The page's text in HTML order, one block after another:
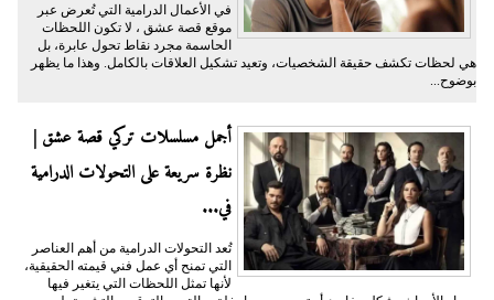
في الأعمال الدرامية التي تُعرض عبر
موقع قصة عشق ، لا تكون اللحظات
الحاسمة مجرد نقاط تحول عابرة، بل
هي لحظات تكشف حقيقة الشخصيات، وتعيد تشكيل العلاقات بالكامل. وهذا ما يظهر
بوضوح...
أجمل مسلسلات تركي قصة عشق |
نظرة سريعة على التحولات الدرامية
في...
تُعد التحولات الدرامية من أهم العناصر
التي تمنح أي عمل فني قيمته الحقيقية،
لأنها تمثل اللحظات التي يتغير فيها